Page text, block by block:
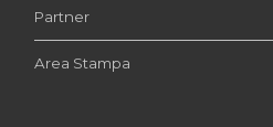
Partner
Area Stampa